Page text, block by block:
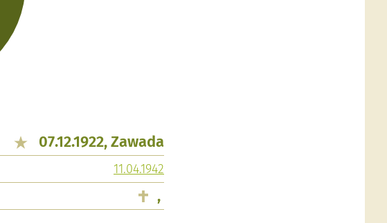
07.12.1922, Zawada
11.04.1942
,